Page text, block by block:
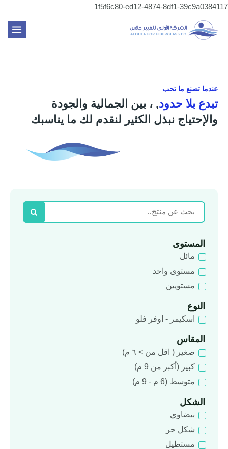
1f5f6c80-ed12-4874-8df1-39c9a0384117
عندما تصنع ما تحب
تبدع بلا حدود, ، بين الجمالية والجودة
والإحتياج نبذل الكثير لنقدم لك ما يناسبك
المستوى
مائل
مستوى واحد
مستويين
النوع
اسكيمر - اوفر فلو
المقاس
صغير ( اقل من > ٦ م)
كبير (أكبر من 9 م)
متوسط ​​(6 م - 9 م)
الشكل
بيضاوي
شكل حر
مستطيل